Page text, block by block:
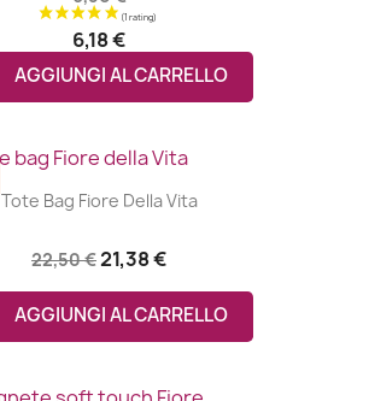
6,18 €
AGGIUNGI AL CARRELLO
Tote Bag Fiore Della Vita
22,50 €21,38 €
AGGIUNGI AL CARRELLO